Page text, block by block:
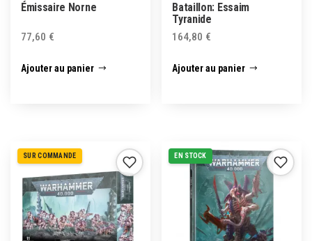
Émissaire Norne
77,60 €
Ajouter au panier
Bataillon: Essaim
Tyranide
164,80 €
Ajouter au panier
SUR COMMANDE EN STOCK